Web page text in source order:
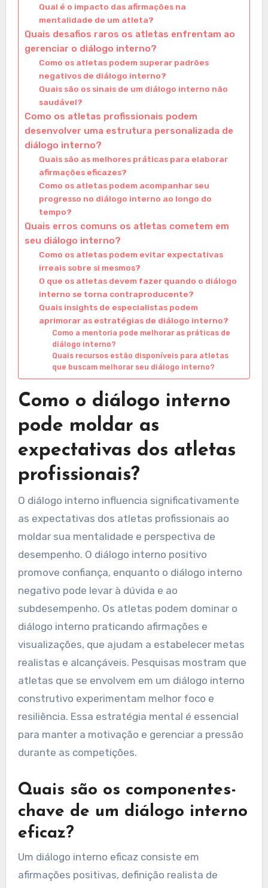
Qual é o impacto das afirmações na
mentalidade de um atleta?
Quais desafios raros os atletas enfrentam ao
gerenciar o diálogo interno?
Como os atletas podem superar padrões
negativos de diálogo interno?
Quais são os sinais de um diálogo interno não
saudável?
Como os atletas profissionais podem
desenvolver uma estrutura personalizada de
diálogo interno?
Quais são as melhores práticas para elaborar
afirmações eficazes?
Como os atletas podem acompanhar seu
progresso no diálogo interno ao longo do
tempo?
Quais erros comuns os atletas cometem em
seu diálogo interno?
Como os atletas podem evitar expectativas
irreais sobre si mesmos?
O que os atletas devem fazer quando o diálogo
interno se torna contraproducente?
Quais insights de especialistas podem
aprimorar as estratégias de diálogo interno?
Como a mentoria pode melhorar as práticas de
diálogo interno?
Quais recursos estão disponíveis para atletas
que buscam melhorar seu diálogo interno?
Como o diálogo interno
pode moldar as
expectativas dos atletas
profissionais?
O diálogo interno influencia significativamente
as expectativas dos atletas profissionais ao
moldar sua mentalidade e perspectiva de
desempenho. O diálogo interno positivo
promove confiança, enquanto o diálogo interno
negativo pode levar à dúvida e ao
subdesempenho. Os atletas podem dominar o
diálogo interno praticando afirmações e
visualizações, que ajudam a estabelecer metas
realistas e alcançáveis. Pesquisas mostram que
atletas que se envolvem em um diálogo interno
construtivo experimentam melhor foco e
resiliência. Essa estratégia mental é essencial
para manter a motivação e gerenciar a pressão
durante as competições.
Quais são os componentes-
chave de um diálogo interno
eficaz?
Um diálogo interno eficaz consiste em
afirmações positivas, definição realista de